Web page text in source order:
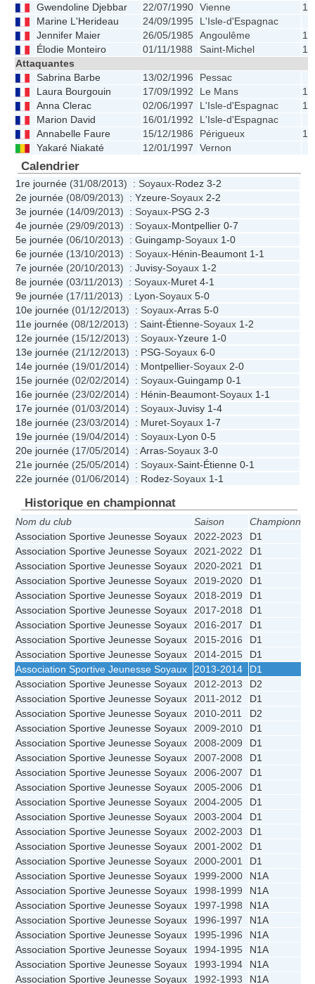
Gwendoline Djebbar
22/07/1990 Vienne
Marine L'Herideau
24/09/1995
L'Isle-d'Espagnac
Jennifer Maier
26/05/1985 Angoulême
Élodie Monteiro
01/11/1988 Saint-Michel
Attaquantes
Sabrina Barbe
13/02/1996
Pessac
Laura Bourgouin
17/09/1992 Le Mans
Anna Clerac
02/06/1997 L'Isle-d'Espagnac
Marion David
16/01/1992
L'Isle-d'Espagnac
Annabelle Faure
15/12/1986 Périgueux
Yakaré Niakaté
12/01/1997 Vernon
Calendrier
1re journée (31/08/2013) : Soyaux-Rodez 3-2
2e journée (08/09/2013) : Yzeure-Soyaux 2-2
3e journée (14/09/2013) : Soyaux-PSG 2-3
4e journée (29/09/2013) : Soyaux-Montpellier 0-7
5e journée (06/10/2013) : Guingamp-Soyaux 1-0
6e journée (13/10/2013) : Soyaux-Hénin-Beaumont 1-1
7e journée (20/10/2013) : Juvisy-Soyaux 1-2
8e journée (03/11/2013) : Soyaux-Muret 4-1
9e journée (17/11/2013) : Lyon-Soyaux 5-0
10e journée (01/12/2013) : Soyaux-Arras 5-0
11e journée (08/12/2013) : Saint-Étienne-Soyaux 1-2
12e journée (15/12/2013) : Soyaux-Yzeure 1-0
13e journée (21/12/2013) : PSG-Soyaux 6-0
14e journée (19/01/2014) : Montpellier-Soyaux 2-0
15e journée (02/02/2014) : Soyaux-Guingamp 0-1
16e journée (23/02/2014) : Hénin-Beaumont-Soyaux 1-1
17e journée (01/03/2014) : Soyaux-Juvisy 1-4
18e journée (23/03/2014) : Muret-Soyaux 1-7
19e journée (19/04/2014) : Soyaux-Lyon 0-5
20e journée (17/05/2014) : Arras-Soyaux 3-0
21e journée (25/05/2014) : Soyaux-Saint-Étienne 0-1
22e journée (01/06/2014) : Rodez-Soyaux 1-1
Historique en championnat
Nom du club Saison Championnat
Association Sportive Jeunesse Soyaux
2022-2023 D1
Association Sportive Jeunesse Soyaux
2021-2022
D1
Association Sportive Jeunesse Soyaux
2020-2021 D1
Association Sportive Jeunesse Soyaux
2019-2020 D1
Association Sportive Jeunesse Soyaux
2018-2019
D1
Association Sportive Jeunesse Soyaux
2017-2018
D1
Association Sportive Jeunesse Soyaux
2016-2017
D1
Association Sportive Jeunesse Soyaux
2015-2016
D1
Association Sportive Jeunesse Soyaux
2014-2015
D1
Association Sportive Jeunesse Soyaux
2013-2014
D1
Association Sportive Jeunesse Soyaux
2012-2013
D2
Association Sportive Jeunesse Soyaux
2011-2012 D1
Association Sportive Jeunesse Soyaux
2010-2011
D2
Association Sportive Jeunesse Soyaux
2009-2010 D1
Association Sportive Jeunesse Soyaux
2008-2009 D1
Association Sportive Jeunesse Soyaux
2007-2008
D1
Association Sportive Jeunesse Soyaux
2006-2007
D1
Association Sportive Jeunesse Soyaux
2005-2006
D1
Association Sportive Jeunesse Soyaux
2004-2005
D1
Association Sportive Jeunesse Soyaux
2003-2004
D1
Association Sportive Jeunesse Soyaux
2002-2003
D1
Association Sportive Jeunesse Soyaux
2001-2002
D1
Association Sportive Jeunesse Soyaux
2000-2001
D1
Association Sportive Jeunesse Soyaux
1999-2000
N1A
Association Sportive Jeunesse Soyaux
1998-1999
N1A
Association Sportive Jeunesse Soyaux
1997-1998
N1A
Association Sportive Jeunesse Soyaux
1996-1997
N1A
Association Sportive Jeunesse Soyaux
1995-1996
N1A
Association Sportive Jeunesse Soyaux
1994-1995
N1A
Association Sportive Jeunesse Soyaux
1993-1994
N1A
Association Sportive Jeunesse Soyaux
1992-1993 N1A